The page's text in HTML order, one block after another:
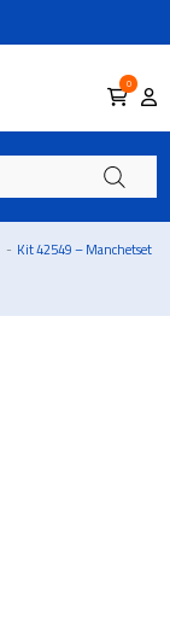
0
- Kit 42549 – Manchetset